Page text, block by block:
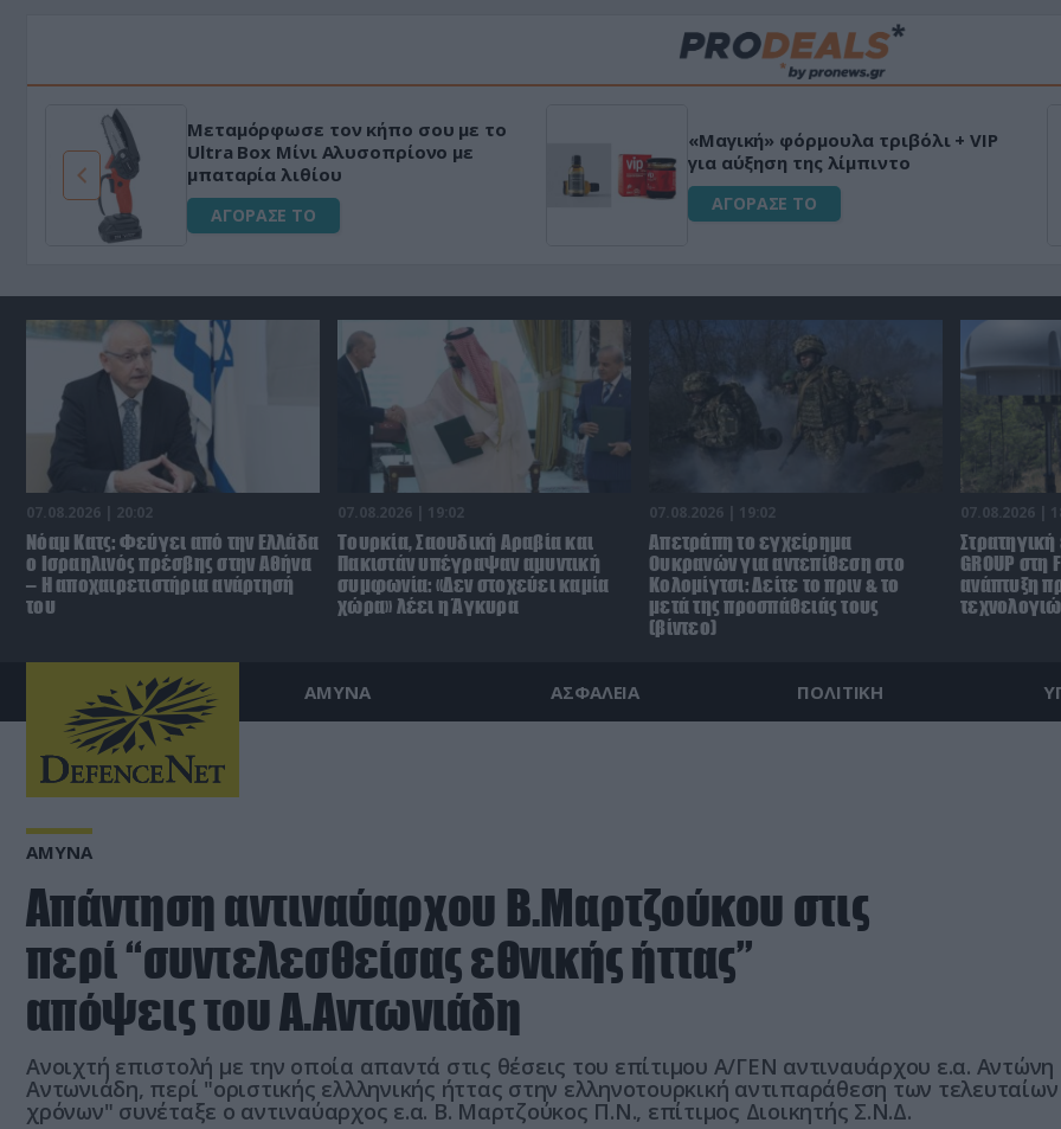
Μεταμόρφωσε τον κήπο σου με το
Ultra Box Μίνι Αλυσοπρίονο με
μπαταρία λιθίου
ΑΓΟΡΑΣΕ ΤΟ
«Μαγική» φόρμουλα τριβόλι + VIP
για αύξηση της λίμπιντο
ΑΓΟΡΑΣΕ ΤΟ
07.08.2026 | 20:02
Νόαμ Κατς: Φεύγει από την Ελλάδα
ο Ισραηλινός πρέσβης στην Αθήνα
– Η αποχαιρετιστήρια ανάρτησή
του
07.08.2026 | 19:02
Τουρκία, Σαουδική Αραβία και
Πακιστάν υπέγραψαν αμυντική
συμφωνία: «Δεν στοχεύει καμία
χώρα» λέει η Άγκυρα
07.08.2026 | 19:02
Απετράπη το εγχείρημα
Ουκρανών για αντεπίθεση στο
Κολομίγτσι: Δείτε το πριν & το
μετά της προσπάθειάς τους
(βίντεο)
07.08.2026 |
GROUP στη
ανάπτυξη
ΑΜΥΝΑ ΑΣΦΑΛΕΙΑ ΠΟΛΙΤΙΚΗ
ΑΜΥΝΑ
Aπάντηση αντιναύαρχου Β.Μαρτζούκου στις
περί “συντελεσθείσας εθνικής ήττας”
απόψεις του Α.Αντωνιάδη
Ανοιχτή επιστολή με την οποία απαντά στις θέσεις του επίτιμου Α/ΓΕΝ αντιναυάρχου ε.α. Αντώνη
Αντωνιάδη, περί "οριστικής ελλληνικής ήττας στην ελληνοτουρκική αντιπαράθεση των τελευταίων
χρόνων" συνέταξε ο αντιναύαρχος ε.α. Β. Μαρτζούκος Π.Ν., επίτιμος Διοικητής Σ.Ν.Δ.